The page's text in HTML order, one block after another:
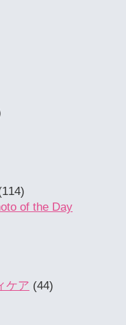
of the Day
ケア (44)